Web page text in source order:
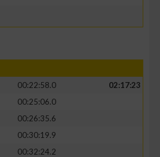
00:22:58.0
02:17:23
00:25:06.0
00:26:35.6
00:30:19.9
00:32:24.2